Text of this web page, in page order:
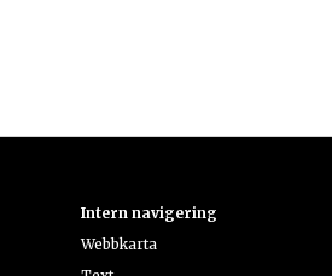
Intern navigering
Webbkarta